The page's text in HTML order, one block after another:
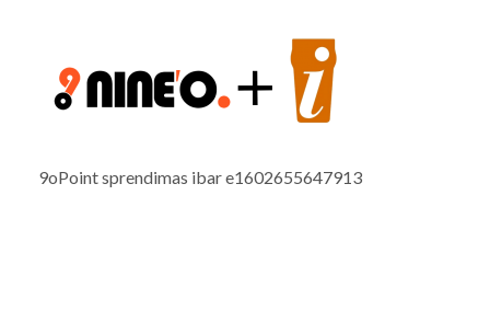
9oPoint sprendimas ibar e1602655647913